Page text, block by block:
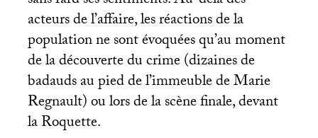
acteurs de l’affaire, les réactions de la
population ne sont évoquées qu’au moment
de la découverte du crime (dizaines de
badauds au pied de l’immeuble de Marie
Regnault) ou lors de la scène finale, devant
la Roquette.